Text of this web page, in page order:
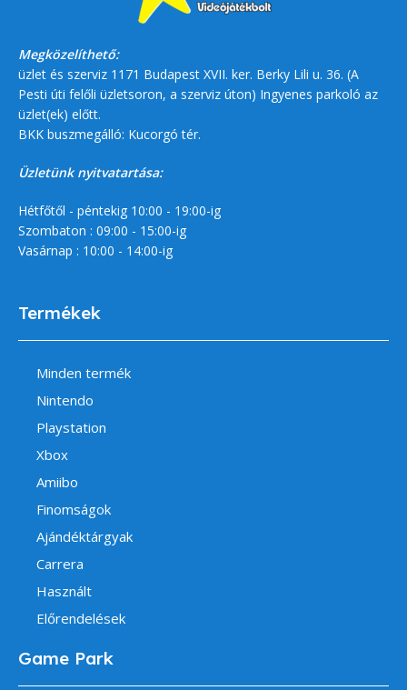
Megközelíthető:
üzlet és szerviz 1171 Budapest XVII. ker. Berky Lili u. 36. (A
Pesti úti felőli üzletsoron, a szerviz úton) Ingyenes parkoló az
üzlet(ek) előtt.
BKK buszmegálló: Kucorgó tér.
Üzletünk nyitvatartása:
Hétfőtől - péntekig 10:00 - 19:00-ig
Szombaton : 09:00 - 15:00-ig
Vasárnap : 10:00 - 14:00-ig
Termékek
Minden termék
Nintendo
Playstation
Xbox
Amiibo
Finomságok
Ajándéktárgyak
Carrera
Használt
Előrendelések
Game Park